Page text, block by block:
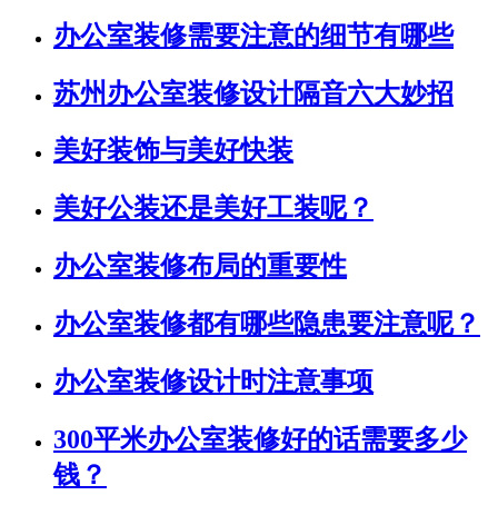
办公室装修需要注意的细节有哪些
苏州办公室装修设计隔音六大妙招
美好装饰与美好快装
美好公装还是美好工装呢？
办公室装修布局的重要性
办公室装修都有哪些隐患要注意呢？
办公室装修设计时注意事项
300平米办公室装修好的话需要多少
钱？